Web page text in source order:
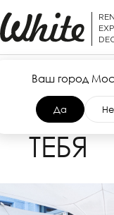
Ваш город
Да
24 СЕНТЯБРЯ 2019
ТЕБЯ